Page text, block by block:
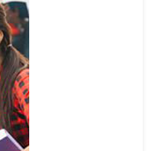
emprego, fazer
ou para